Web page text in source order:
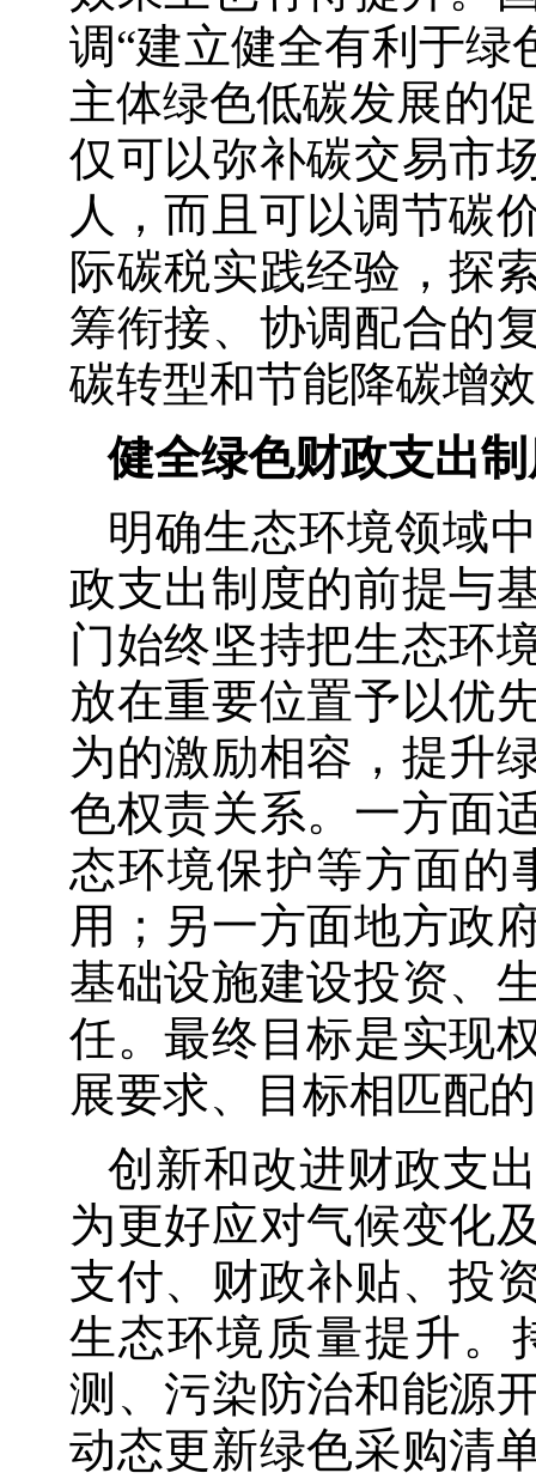
调“建立健全有利于绿
主体绿色低碳发展的
仅可以弥补碳交易市
人，而且可以调节碳
际碳税实践经验，探
筹衔接、协调配合的
碳转型和节能降碳增
健全绿色财政支出
明确生态环境领域
政支出制度的前提与
门始终坚持把生态环
放在重要位置予以优
为的激励相容，提升
色权责关系。一方面
态环境保护等方面的
用；另一方面地方政
基础设施建设投资、
任。最终目标是实现
展要求、目标相匹配
创新和改进财政支
为更好应对气候变化
支付、财政补贴、投
生态环境质量提升。
测、污染防治和能源
动态更新绿色采购清